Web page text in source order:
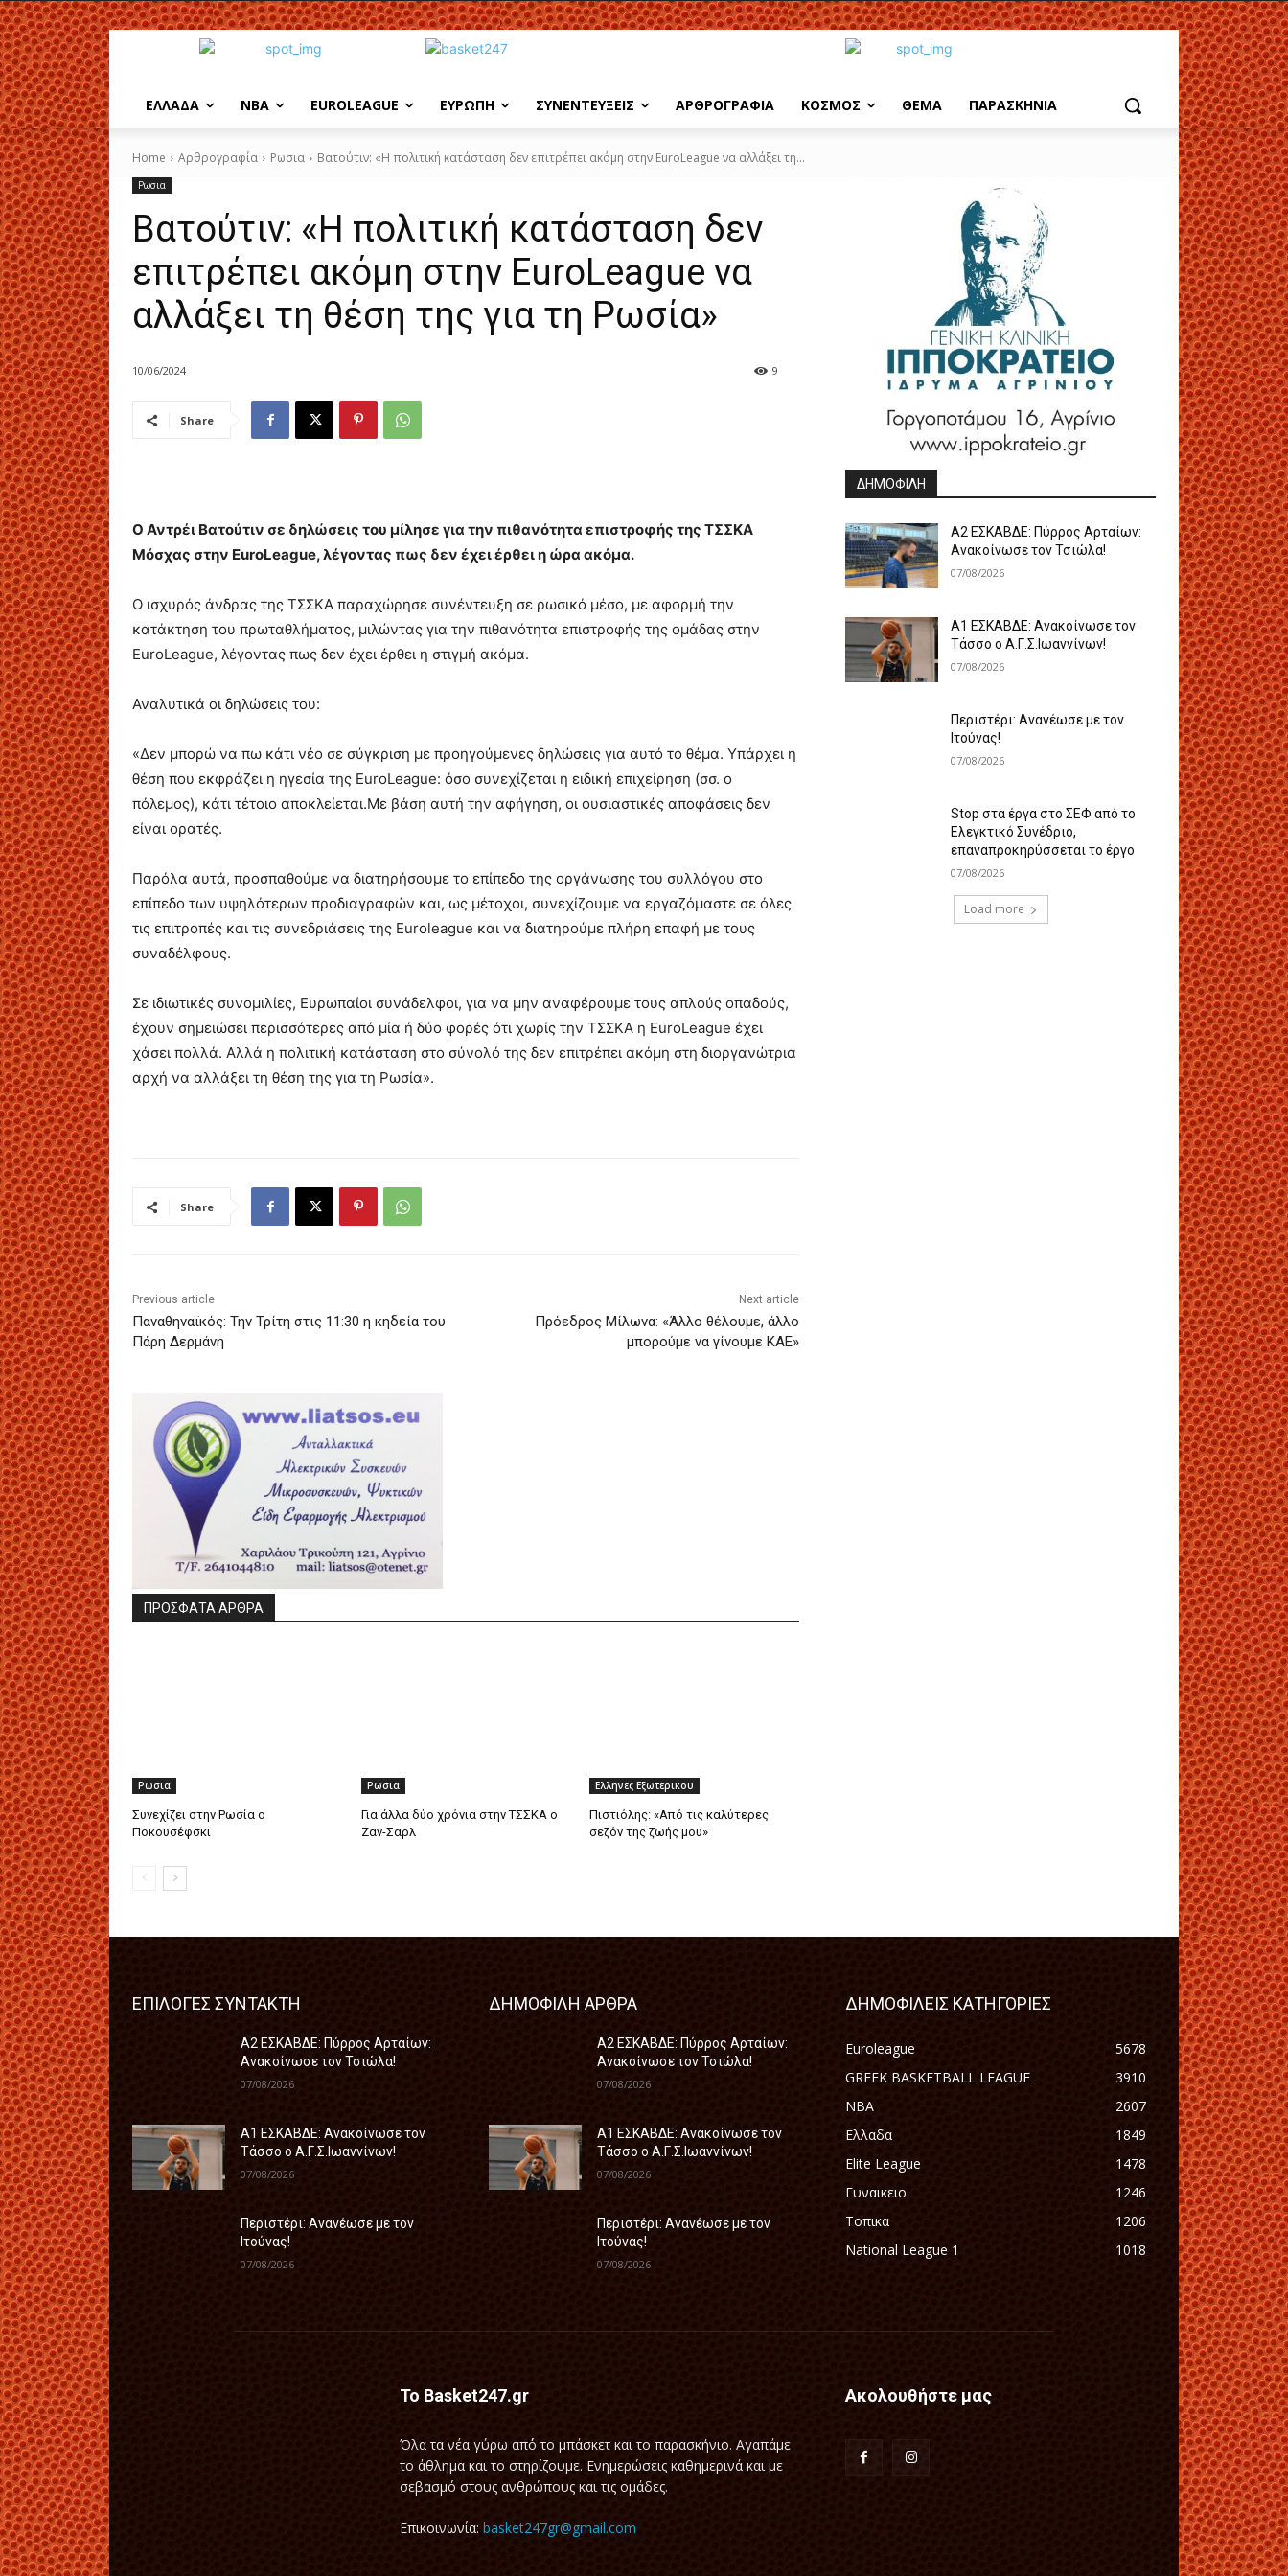
EΛΛΑΔΑ NBA ΕUROLEAGUE ΕΥΡΩΠΗ ΣΥΝΕΝΤΕΥΞΕΙΣ ΑΡΘΡΟΓΡΑΦΙΑ ΚΟΣΜΟΣ ΘΕΜΑ ΠΑΡΑΣΚΗΝΙΑ
Home Αρθρογραφία Ρωσια Βατούτιν: «Η πολιτική κατάσταση δεν επιτρέπει ακόμη στην EuroLeague να αλλάξει τη...
Ρωσια
Βατούτιν: «Η πολιτική κατάσταση δεν
επιτρέπει ακόμη στην EuroLeague να
αλλάξει τη θέση της για τη Ρωσία»
10/06/2024 9
Share
Ο Αντρέι Βατούτιν σε δηλώσεις του μίλησε για την πιθανότητα επιστροφής της ΤΣΣΚΑ
Μόσχας στην EuroLeague, λέγοντας πως δεν έχει έρθει η ώρα ακόμα.
Ο ισχυρός άνδρας της ΤΣΣΚΑ παραχώρησε συνέντευξη σε ρωσικό μέσο, με αφορμή την
κατάκτηση του πρωταθλήματος, μιλώντας για την πιθανότητα επιστροφής της ομάδας στην
EuroLeague, λέγοντας πως δεν έχει έρθει η στιγμή ακόμα.
Αναλυτικά οι δηλώσεις του:
«Δεν μπορώ να πω κάτι νέο σε σύγκριση με προηγούμενες δηλώσεις για αυτό το θέμα. Υπάρχει η
θέση που εκφράζει η ηγεσία της EuroLeague: όσο συνεχίζεται η ειδική επιχείρηση (σσ. ο
πόλεμος), κάτι τέτοιο αποκλείεται.Με βάση αυτή την αφήγηση, οι ουσιαστικές αποφάσεις δεν
είναι ορατές.
Παρόλα αυτά, προσπαθούμε να διατηρήσουμε το επίπεδο της οργάνωσης του συλλόγου στο
επίπεδο των υψηλότερων προδιαγραφών και, ως μέτοχοι, συνεχίζουμε να εργαζόμαστε σε όλες
τις επιτροπές και τις συνεδριάσεις της Euroleague και να διατηρούμε πλήρη επαφή με τους
συναδέλφους.
Σε ιδιωτικές συνομιλίες, Ευρωπαίοι συνάδελφοι, για να μην αναφέρουμε τους απλούς οπαδούς,
έχουν σημειώσει περισσότερες από μία ή δύο φορές ότι χωρίς την ΤΣΣΚΑ η EuroLeague έχει
χάσει πολλά. Αλλά η πολιτική κατάσταση στο σύνολό της δεν επιτρέπει ακόμη στη διοργανώτρια
αρχή να αλλάξει τη θέση της για τη Ρωσία».
Share
Previous article
Παναθηναϊκός: Την Τρίτη στις 11:30 η κηδεία του
Πάρη Δερμάνη
Next article
Πρόεδρος Μίλωνα: «Άλλο θέλουμε, άλλο
μπορούμε να γίνουμε ΚΑΕ»
ΠΡΟΣΦΑΤΑ ΑΡΘΡΑ
Ρωσια
Συνεχίζει στην Ρωσία ο
Ποκουσέφσκι
Ρωσια
Για άλλα δύο χρόνια στην ΤΣΣΚΑ ο
Ζαν-Σαρλ
Ελληνες Εξωτερικου
Πιστιόλης: «Από τις καλύτερες
σεζόν της ζωής μου»
ΔΗΜΟΦΙΛΗ
A2 ΕΣΚΑΒΔΕ: Πύρρος Αρταίων:
Ανακοίνωσε τον Τσιώλα!
07/08/2026
Α1 ΕΣΚΑΒΔΕ: Ανακοίνωσε τον
Τάσσο ο Α.Γ.Σ.Ιωαννίνων!
07/08/2026
Περιστέρι: Ανανέωσε με τον
Ιτούνας!
07/08/2026
Stop στα έργα στο ΣΕΦ από το
Ελεγκτικό Συνέδριο,
επαναπροκηρύσσεται το έργο
07/08/2026
Load more
ΕΠΙΛΟΓΕΣ ΣΥΝΤΑΚΤΗ
A2 ΕΣΚΑΒΔΕ: Πύρρος Αρταίων:
Ανακοίνωσε τον Τσιώλα!
07/08/2026
Α1 ΕΣΚΑΒΔΕ: Ανακοίνωσε τον
Τάσσο ο Α.Γ.Σ.Ιωαννίνων!
07/08/2026
Περιστέρι: Ανανέωσε με τον
Ιτούνας!
07/08/2026
ΔΗΜΟΦΙΛΗ ΑΡΘΡΑ
A2 ΕΣΚΑΒΔΕ: Πύρρος Αρταίων:
Ανακοίνωσε τον Τσιώλα!
07/08/2026
Α1 ΕΣΚΑΒΔΕ: Ανακοίνωσε τον
Τάσσο ο Α.Γ.Σ.Ιωαννίνων!
07/08/2026
Περιστέρι: Ανανέωσε με τον
Ιτούνας!
07/08/2026
ΔΗΜΟΦΙΛΕΙΣ ΚΑΤΗΓΟΡΙΕΣ
Euroleague
5678
GREEK BASKETBALL LEAGUE
3910
NBA
2607
Ελλαδα
1849
Elite League
1478
Γυναικειο
1246
Τοπικα
1206
National League 1
1018
Το Basket247.gr
Όλα τα νέα γύρω απ΄ό το μπάσκετ και το παρασκήνιο. Αγαπάμε
το άθλημα και το στηρίζουμε. Ενημερώσεις καθημερινά και με
σεβασμό στους ανθρώπους και τις ομάδες.
Επικοινωνία: basket247gr@gmail.com
Ακολουθήστε μας